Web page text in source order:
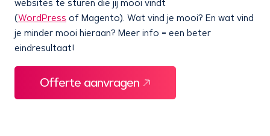
websites te sturen die jij mooi vindt
(WordPress of Magento). Wat vind je mooi? En wat vind
je minder mooi hieraan? Meer info = een beter
eindresultaat!
Offerte aanvragen